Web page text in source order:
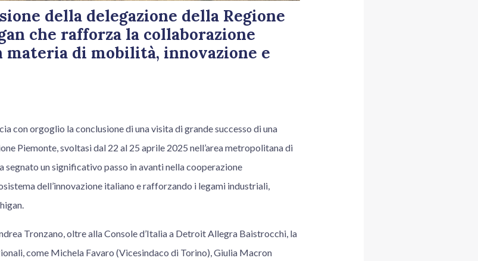
della delegazione della Regione
che rafforza la collaborazione
di mobilità, innovazione e
con orgoglio la conclusione di una visita di grande successo di una
Piemonte, svoltasi dal 22 al 25 aprile 2025 nell’area metropolitana di
segnato un significativo passo in avanti nella cooperazione
dell’innovazione italiano e rafforzando i legami industriali,
Tronzano, oltre alla Console d’Italia a Detroit Allegra Baistrocchi, la
come Michela Favaro (Vicesindaco di Torino), Giulia Macron